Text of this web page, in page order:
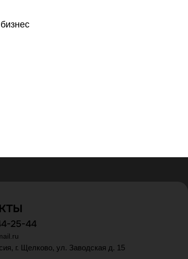
25-44
г. Щелково, ул. Заводская д. 15